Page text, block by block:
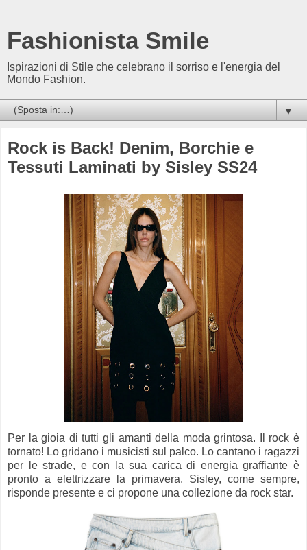
Fashionista Smile
Ispirazioni di Stile che celebrano il sorriso e l'energia del
Mondo Fashion.
▼
Rock is Back! Denim, Borchie e
Tessuti Laminati by Sisley SS24
Per la gioia di tutti gli amanti della moda grintosa. Il rock è
tornato! Lo gridano i musicisti sul palco. Lo cantano i ragazzi
per le strade, e con la sua carica di energia graffiante è
pronto a elettrizzare la primavera. Sisley, come sempre,
risponde presente e ci propone una collezione da rock star.